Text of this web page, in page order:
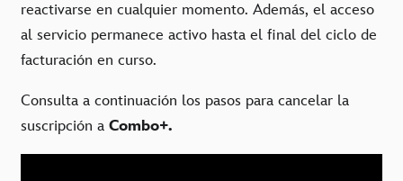
reactivarse en cualquier momento. Además, el acceso
al servicio permanece activo hasta el final del ciclo de
facturación en curso.
Consulta a continuación los pasos para cancelar la
suscripción a Combo+.